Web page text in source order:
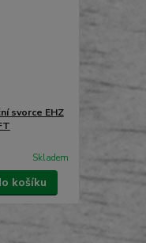
svorce EHZ
Skladem
košíku